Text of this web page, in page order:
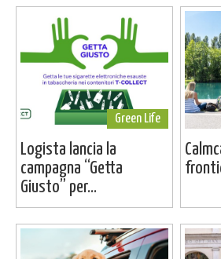
Green Life
Logista lancia la
campagna “Getta
Giusto” per...